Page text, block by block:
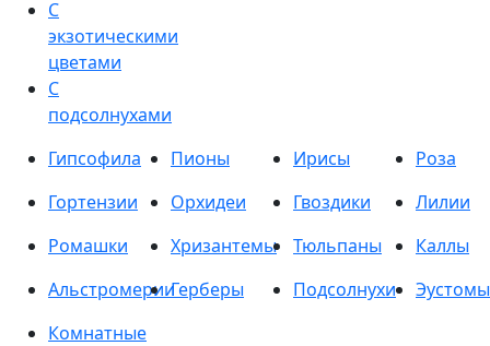
С
экзотическими
цветами
С
подсолнухами
Гипсофила Пионы Ирисы
Роза
Гортензии
Орхидеи Гвоздики
Лилии
Ромашки
Хризантемы Тюльпаны
Каллы
АльстромерииГерберы Подсолнухи
Эустомы
Комнатные